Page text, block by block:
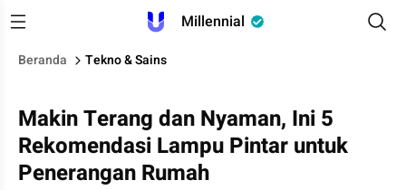
Millennial
Beranda Tekno & Sains
Makin Terang dan Nyaman, Ini 5
Rekomendasi Lampu Pintar untuk
Penerangan Rumah